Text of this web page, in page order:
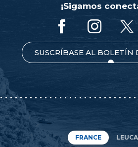
¡Sigamos
SUSCRÍBASE AL BOLETÍN
FRANCE